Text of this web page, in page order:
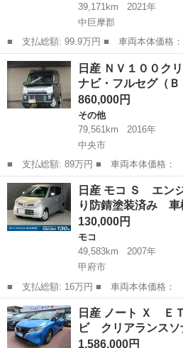
39,171km
2021年
中巨摩郡
■ 支払総額: 99.9万円 ■ 車両本体価格： 940,000 円 ■ メーカー
名： 日産 ■ 車種名： デイズ ■ グ
セグＴＶ バックカメラ 全方位カメ
オートエアコ...
山梨 中巨摩郡
日産 ＮＶ１００ク
ナビ・フルセグ（
860,000円
その他
79,561km
2016年
中央市
■ 支払総額: 89万円 ■ 車両本体価格： 860,000 円 ■ メーカー
名： 日産 ■ 車種名： ＮＶ１００クリ
名： Ｅ 純正ＳＤナビ・フルセグ（Ｂ
ックカメラ エマー...
山梨 中央市 その他
日産 モコ Ｓ エン
り防錆塗装済み
130,000円
モコ
49,583km
2007年
甲府市
■ 支払総額: 16万円 ■ 車両本体価格： 130,000 円 ■ メーカー
名： 日産 ■ 車種名： モコ ■ グレー
ル交換済み 下回り防錆塗装済み 車検
０ｋｍ フルフラ...
山梨 甲府市 モコ
日産 ノート Ｘ
ビ クリアランス
1,586,000円